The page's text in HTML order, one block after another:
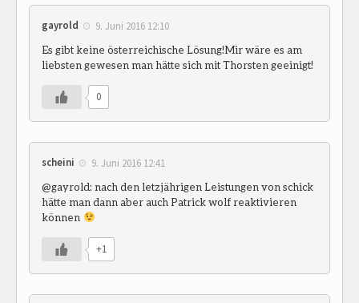
gayrold 9. Juni 2016 12:10
Es gibt keine österreichische Lösung!Mir wäre es am
liebsten gewesen man hätte sich mit Thorsten geeinigt!
0
scheini 9. Juni 2016 12:41
@gayrold: nach den letzjährigen Leistungen von schick
hätte man dann aber auch Patrick wolf reaktivieren
können
+1